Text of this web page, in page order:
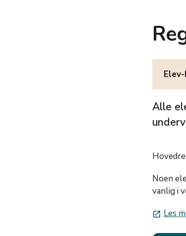
Alle
Noen
vanlig i
launch Les